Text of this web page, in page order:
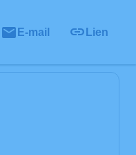
E-mail Lien